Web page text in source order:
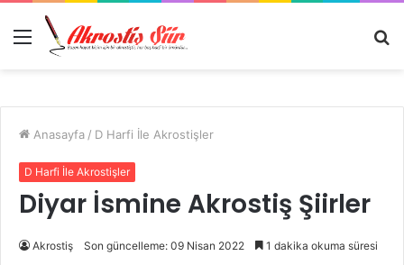
Menü
Anasayfa / D Harfi İle Akrostişler
D Harfi İle Akrostişler
Diyar İsmine Akrostiş Şiirler
Akrostiş Son güncelleme: 09 Nisan 2022 1 dakika okuma süresi